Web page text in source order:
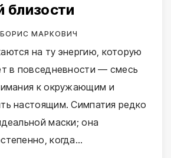
близости
БОРИС МАРКОВИЧ
на ту энергию, которую
в повседневности — смесь
к окружающим и
настоящим. Симпатия редко
маски; она
когда…